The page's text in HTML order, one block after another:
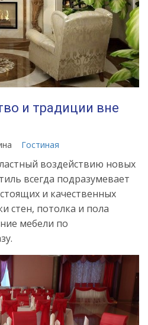
и традиции вне
Гостиная
воздействию новых
всегда подразумевает
и качественных
стен, потолка и пола
мебели по